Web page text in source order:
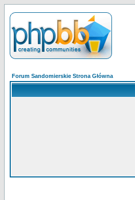
Forum Sandomierskie Strona Główna